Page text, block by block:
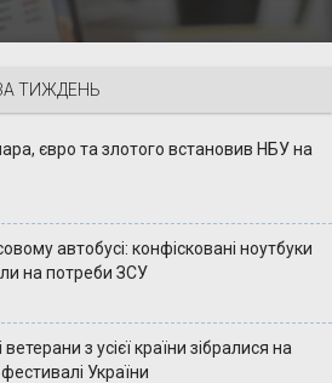
ТИЖДЕНЬ
євро та злотого встановив НБУ на
автобусі: конфісковані ноутбуки
на потреби ЗСУ
з усієї країни зібралися на
України